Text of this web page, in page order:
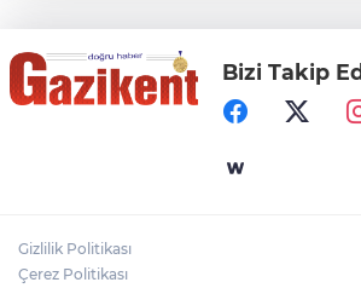
Türkiye'nin Kaderini
Halef Bilgiç'ten Lozan'ın
Anlamlı Mesaj!
HAMİLELER DENİZE
Bizi Takip
Gizlilik Politikası
Çerez Politikası